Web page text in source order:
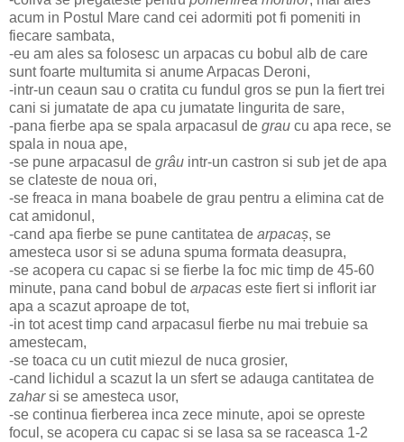
acum in Postul Mare cand cei adormiti pot fi pomeniti in
fiecare sambata,
-eu am ales sa folosesc un arpacas cu bobul alb de care
sunt foarte multumita si anume Arpacas Deroni,
-intr-un ceaun sau o cratita cu fundul gros se pun la fiert trei
cani si jumatate de apa cu jumatate lingurita de sare,
-pana fierbe apa se spala arpacasul de grau cu apa rece, se
spala in noua ape,
-se pune arpacasul de grâu intr-un castron si sub jet de apa
se clateste de noua ori,
-se freaca in mana boabele de grau pentru a elimina cat de
cat amidonul,
-cand apa fierbe se pune cantitatea de arpacaș, se
amesteca usor si se aduna spuma formata deasupra,
-se acopera cu capac si se fierbe la foc mic timp de 45-60
minute, pana cand bobul de arpacas este fiert si inflorit iar
apa a scazut aproape de tot,
-in tot acest timp cand arpacasul fierbe nu mai trebuie sa
amestecam,
-se toaca cu un cutit miezul de nuca grosier,
-cand lichidul a scazut la un sfert se adauga cantitatea de
zaharsi se amesteca usor,
-se continua fierberea inca zece minute, apoi se opreste
focul, se acopera cu capac si se lasa sa se raceasca 1-2